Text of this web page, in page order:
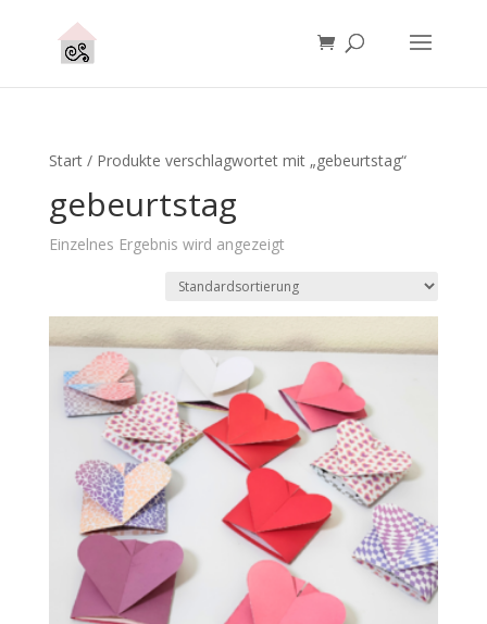
Start/ Produkte verschlagwortet mit „gebeurtstag“
gebeurtstag
Einzelnes Ergebnis wird angezeigt